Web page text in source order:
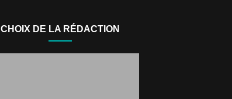
CHOIX DE LA RÉDACTION